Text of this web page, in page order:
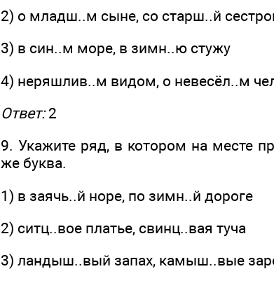
2) о младш..м сыне, со старш..й
3) в син..м море, в зимн..ю стужу
4) неряшлив..м видом, о невесёл..м
Ответ:2
9. Укажите ряд, в котором на месте
же буква.
1) в заячь..й норе, по зимн..й дороге
2) ситц..вое платье, свинц..вая туча
3) ландыш..вый запах, камыш..вые